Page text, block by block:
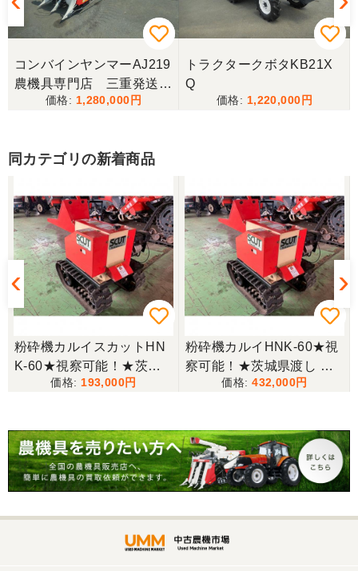
伝えたところ、そのカバー代金で妥協する事になり
ました。 「管理する者が間違えて管理番号を貼り付
けた」 といっておりましたが、とても残念な気持
うな間違いが無いように改善して欲しいです。
とうございました。
東京都／yuikanoa
いろいろな質問にもすぐに答えていただき 引き取り
時にも親切な対応をありがとうございました。又機
会があれば宜しくお願いします。ありがとうござい
ます。
エンジンが一発でかかり嬉しかったです。
対応が良く、機械も良いようです。
東京都／購入者
コンバインヤンマーAJ219
農機具専門店 三重発送整
備済み
1,280,000
トラクタークボタKB21X
Q
1,220,000
同カテゴリの新着商品
粉砕機カルイスカットHN
K-60★視察可能！★茨城
県渡し カルイ ウッドチッ
砕機 シュレッダー 自走式
【Q11133565】
193,000
粉砕機カルイHNK-60★視
察可能！★茨城県渡し カ
ルイ ウッドチッパー HNK
ッダー 自走式【P1101938
7】
432,000